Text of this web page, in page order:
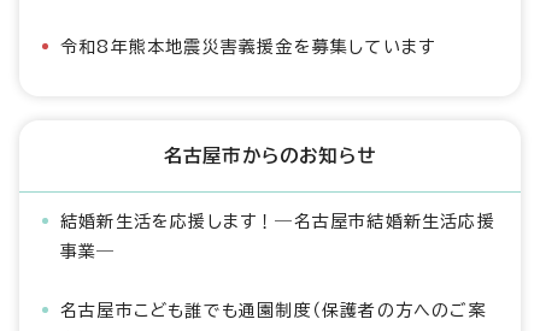
令和8年熊本地震災害義援金を募集しています
名古屋市からのお知らせ
結婚新生活を応援します！―名古屋市結婚新生活応援
事業―
名古屋市こども誰でも通園制度（保護者の方へのご案